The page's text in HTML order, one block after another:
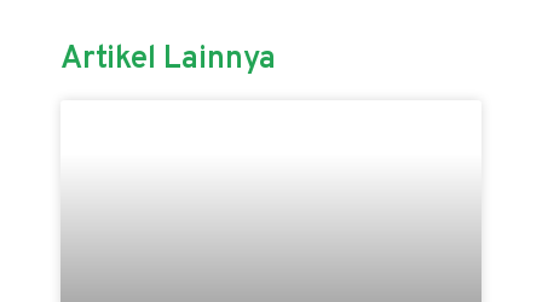
Artikel Lainnya